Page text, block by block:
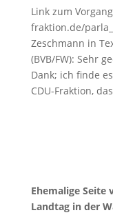
Link zum
fraktion.de/
Zeschmann in
(BVB/FW): Sehr
Dank; ich finde
CDU-Fraktion,
Ehemalige Seite
Landtag in der